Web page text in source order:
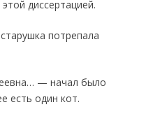
диссертацией.
по­трепала
— на­чал было
есть один кот.